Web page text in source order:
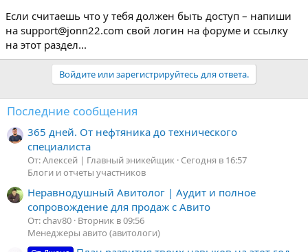
Если считаешь что у тебя должен быть доступ – напиши
на support@jonn22.com свой логин на форуме и ссылку
на этот раздел...
Войдите или зарегистрируйтесь для ответа.
Последние сообщения
365 дней. От нефтяника до технического
специалиста
От: Алексей | Главный эникейщик Сегодня в 16:57
Блоги и отчеты участников
Неравнодушный Авитолог | Аудит и полное
сопровождение для продаж с Авито
От: chav80 Вторник в 09:56
Менеджеры авито (авитологи)